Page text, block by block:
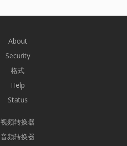
About
Security
格式
Help
Status
视频转换器
音频转换器